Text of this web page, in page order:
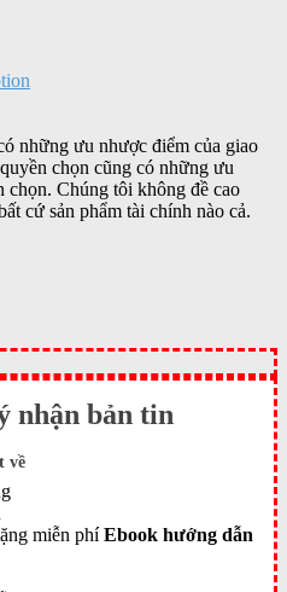
những ưu nhược điểm của giao
chọn cũng có những ưu
chọn. Chúng tôi không đề cao
cứ sản phẩm tài chính nào cả.
nhận bản tin
về
miễn phíEbook hướng dẫn